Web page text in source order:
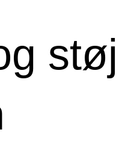
støj